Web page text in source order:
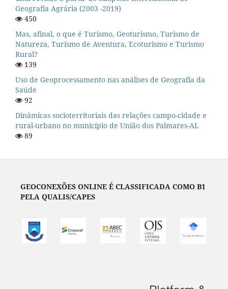
Geografia Agrária (2003 -2019)
450
Mas, afinal, o que é Turismo, Geoturismo, Turismo de
Natureza, Turismo de Aventura, Ecoturismo e Turismo
Rural?
139
Uso de Geoprocessamento nas análises de Geografia da
Saúde
92
Dinâmicas socioterritoriais das relações campo-cidade e
rural-urbano no município de União dos Palmares-AL
89
GEOCONEXÕES ONLINE É CLASSIFICADA COMO B1
PELA QUALIS/CAPES